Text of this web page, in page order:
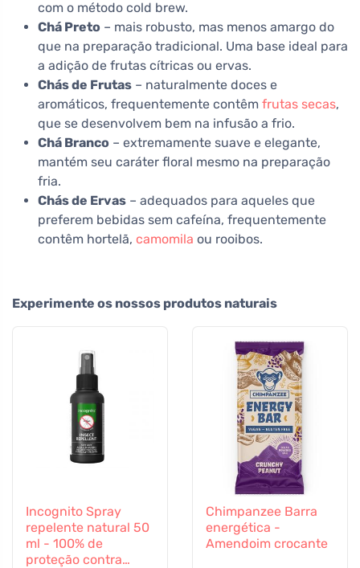
com o método cold brew.
Chá Preto – mais robusto, mas menos amargo do
que na preparação tradicional. Uma base ideal para
a adição de frutas cítricas ou ervas.
Chás de Frutas – naturalmente doces e
aromáticos, frequentemente contêm frutas secas,
que se desenvolvem bem na infusão a frio.
Chá Branco – extremamente suave e elegante,
mantém seu caráter floral mesmo na preparação
fria.
Chás de Ervas – adequados para aqueles que
preferem bebidas sem cafeína, frequentemente
contêm hortelã, camomila ou rooibos.
Experimente os nossos produtos naturais
Incognito Spray
repelente natural 50
ml - 100% de
proteção contra
Chimpanzee Barra
energética -
Amendoim crocante